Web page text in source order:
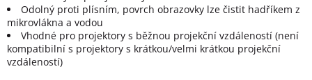
Odolný proti plísním, povrch obrazovky lze čistit hadříkem z
mikrovlákna a vodou
Vhodné pro projektory s běžnou projekční vzdáleností (není
kompatibilní s projektory s krátkou/velmi krátkou projekční
vzdáleností)